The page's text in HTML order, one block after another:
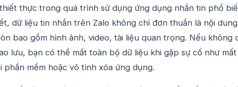
thực trong quá trình sử dụng ứng dụng nhắn tin phổ
dữ liệu tin nhắn trên Zalo không chỉ đơn thuần là nội
bao gồm hình ảnh, video, tài liệu quan trọng. Nếu không
lưu, bạn có thể mất toàn bộ dữ liệu khi gặp sự cố như mất
phần mềm hoặc vô tình xóa ứng dụng.